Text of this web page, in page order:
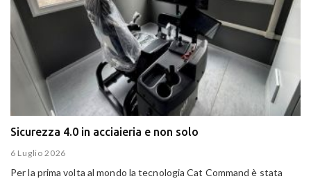
Sicurezza 4.0 in acciaieria e non solo
6 Luglio 2026
Per la prima volta al mondo la tecnologia Cat Command è stata